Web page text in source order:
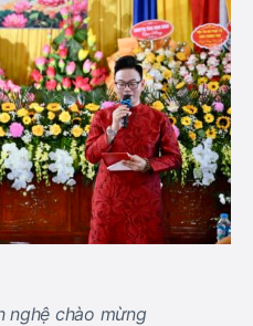
nghệ chào mừng